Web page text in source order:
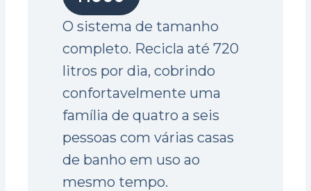
O sistema de tamanho
completo. Recicla até 720
litros por dia, cobrindo
confortavelmente uma
família de quatro a seis
pessoas com várias casas
de banho em uso ao
mesmo tempo.